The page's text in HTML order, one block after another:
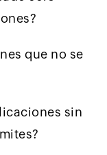
que no se
sin